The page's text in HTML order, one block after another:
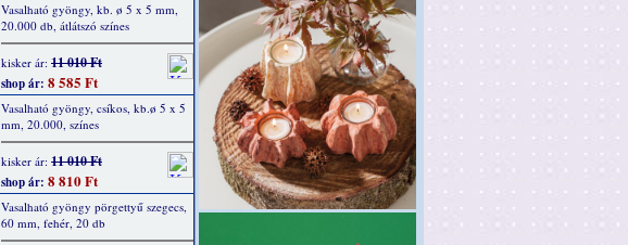
Vasalható gyöngy, kb. ø 5 x 5 mm,
20.000 db, átlátszó színes
kisker ár: 11 010 Ft
shop ár: 8 585 Ft
Vasalható gyöngy, csíkos, kb.ø 5 x 5
mm, 20.000, színes
kisker ár: 11 010 Ft
shop ár: 8 810 Ft
Vasalható gyöngy pörgettyű szegecs,
60 mm, fehér, 20 db